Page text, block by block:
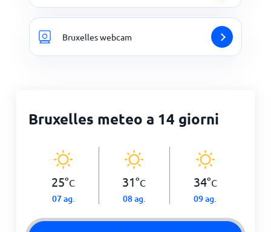
Bruxelles webcam
Bruxelles meteo a 14 giorni
25°C
07 ag.
31°C
08 ag.
34°C
09 ag.